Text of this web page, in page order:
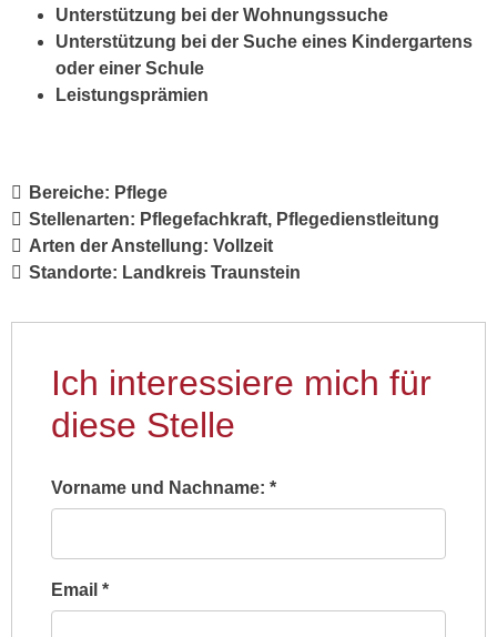
Unterstützung bei der Wohnungssuche
Unterstützung bei der Suche eines Kindergartens
oder einer Schule
Leistungsprämien
Bereiche: Pflege
Stellenarten: Pflegefachkraft
Pflegedienstleitung
Arten der Anstellung: Vollzeit
Standorte: Landkreis Traunstein
Ich interessiere mich für
diese Stelle
Vorname und Nachname: *
Email *